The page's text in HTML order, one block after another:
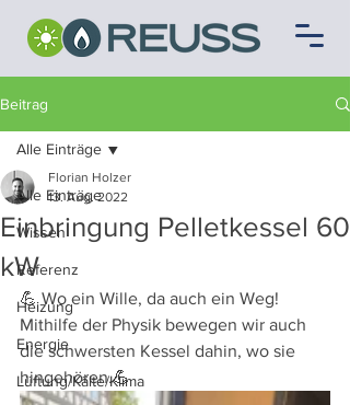
Beitrag
Alle Einträge
Wissen
Referenz
Heizung
Energie
Lüftung/Kälte/Klima
Alle Einträge
Einbringung Pelletkessel 60
kW
Florian Holzer
13. Aug. 2022
💪 Wo ein Wille, da auch ein Weg!
Mithilfe der Physik bewegen wir auch
die schwersten Kessel dahin, wo sie
hingehören.💪